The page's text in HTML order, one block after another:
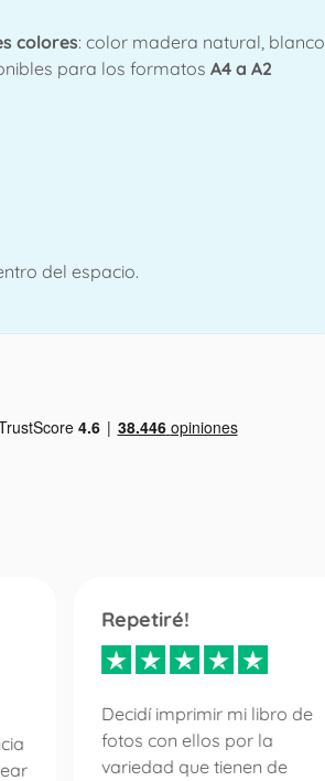
colores: color madera natural, blanco
para los formatos A4 a A2
del espacio.
Repetiré!
Decidí imprimir mi libro de
fotos con ellos por la
variedad que tienen de